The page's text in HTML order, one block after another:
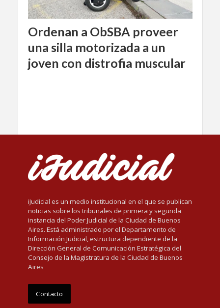
Ordenan a ObSBA proveer
una silla motorizada a un
joven con distrofia muscular
iJudicial es un medio institucional en el que se publican
noticias sobre los tribunales de primera y segunda
instancia del Poder Judicial de la Ciudad de Buenos
Aires. Está administrado por el Departamento de
Información Judicial, estructura dependiente de la
Dirección General de Comunicación Estratégica del
Consejo de la Magistratura de la Ciudad de Buenos
Aires
Contacto